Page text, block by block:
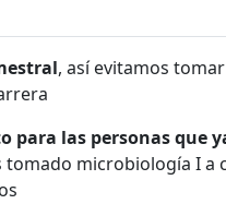
, así evitamos
para las personas que
microbiología I a